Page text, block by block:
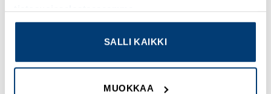
SALLI KAIKKI
MUOKKAA
Add to